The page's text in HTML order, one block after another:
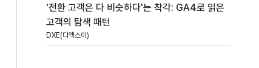
'전환 고객은 다 비슷하다'는 착각: GA4로 읽은
고객의 탐색 패턴
DXE(디엑스이)